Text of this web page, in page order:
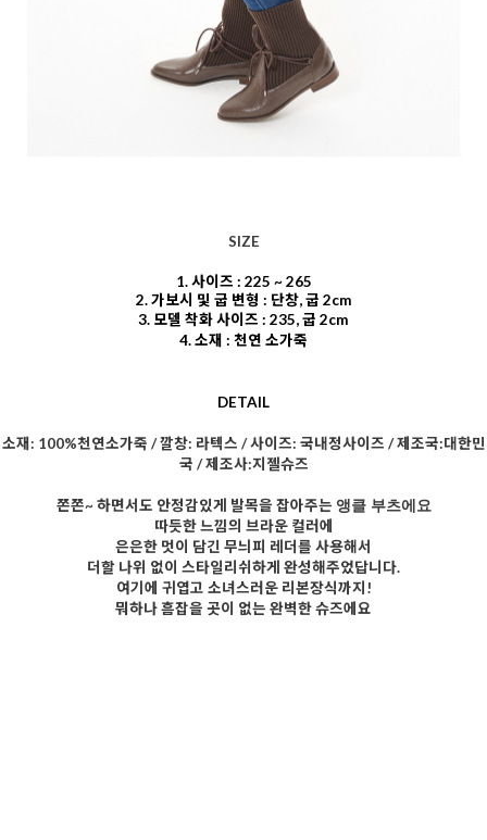
SIZE
1. 사이즈 : 225 ~ 265
2. 가보시 및 굽 변형 : 단창, 굽 2cm
3. 모델 착화 사이즈 : 235, 굽 2cm
4. 소재 : 천연 소가죽
DETAIL
소재: 100%천연소가죽 / 깔창: 라텍스 / 사이즈: 국내정사이즈 / 제조국:대한민
국 / 제조사:지젤슈즈
쫀쫀~ 하면서도 안정감있게 발목을 잡아주는 앵클 부츠에요
따듯한 느낌의 브라운 컬러에
은은한 멋이 담긴 무늬피 레더를 사용해서
더할 나위 없이 스타일리쉬하게 완성해주었답니다.
여기에 귀엽고 소녀스러운 리본장식까지!
뭐하나 흠잡을 곳이 없는 완벽한 슈즈에요